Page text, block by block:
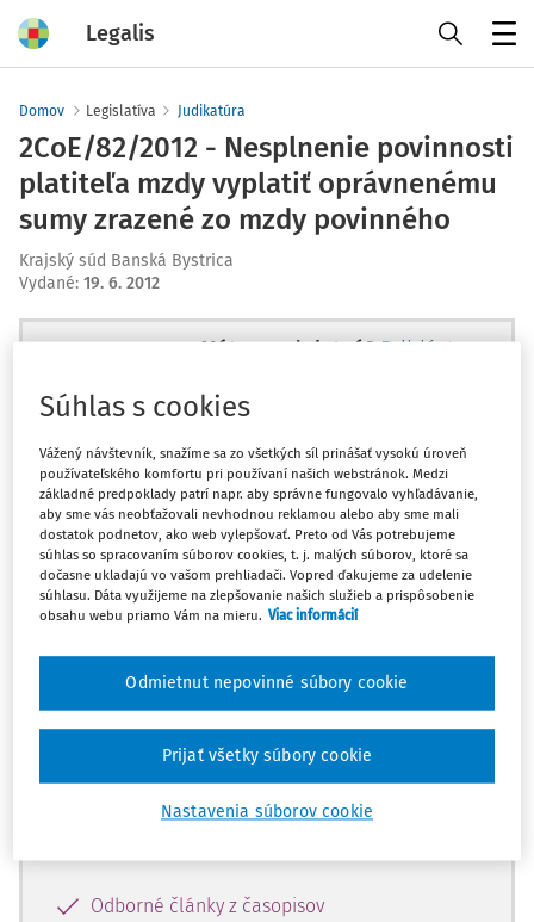
Legalis
Domov Legislatíva Judikatúra
2CoE/82/2012 - Nesplnenie povinnosti
platiteľa mzdy vyplatiť oprávnenému
sumy zrazené zo mzdy povinného
Krajský súd Banská Bystrica
Vydané: 19. 6. 2012
Máte predplatné? Prihláste sa
Ups, zatiaľ ste si prečítali len
začiatok...
Celý odborný obsah z tejto oblasti je
dostupný predplatiteľom portálu.
Odomknite si prístup k odbornému
obsahu a získajte prístup na 10 dní
zdarma, stačí sa len zaregistrovať.
Vďaka registrácii získate prístup aj k
Odborné články z časopisov
Súhlas s cookies
Vážený návštevník, snažíme sa zo všetkých síl prinášať vysokú úroveň
používateľského komfortu pri používaní našich webstránok. Medzi
základné predpoklady patrí napr. aby správne fungovalo vyhľadávanie,
aby sme vás neobťažovali nevhodnou reklamou alebo aby sme mali
dostatok podnetov, ako web vylepšovať. Preto od Vás potrebujeme
súhlas so spracovaním súborov cookies, t. j. malých súborov, ktoré sa
dočasne ukladajú vo vašom prehliadači. Vopred ďakujeme za udelenie
súhlasu. Dáta využijeme na zlepšovanie našich služieb a prispôsobenie
obsahu webu priamo Vám na mieru. Viac informácií
Nastavenia súborov cookie
Odmietnut nepovinné súbory cookie
Prijať všetky súbory cookie